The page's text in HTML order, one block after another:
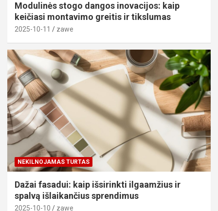
Modulinės stogo dangos inovacijos: kaip
keičiasi montavimo greitis ir tikslumas
2025-10-11 zawe
NEKILNOJAMAS TURTAS
Dažai fasadui: kaip išsirinkti ilgaamžius ir
spalvą išlaikančius sprendimus
2025-10-10 zawe